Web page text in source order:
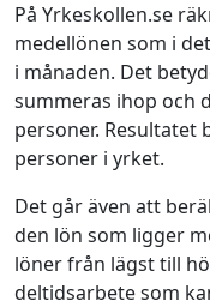
På Yrkeskollen.se
medellönen som i
i månaden. Det
summeras ihop och
personer. Resultatet
personer i yrket.
Det går även att
den lön som ligger
löner från lägst till
deltidsarbete som